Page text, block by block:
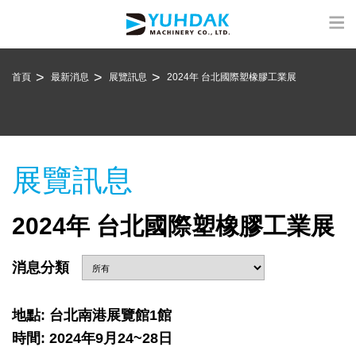
首頁 最新消息 展覽訊息 2024年 台北國際塑橡膠工業展
展覽訊息
2024年 台北國際塑橡膠工業展
消息分類
地點: 台北南港展覽館1館
時間: 2024年9月24~28日